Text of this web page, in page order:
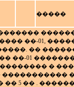
�����
��-01,
��
��-01
�����������
5 �� .